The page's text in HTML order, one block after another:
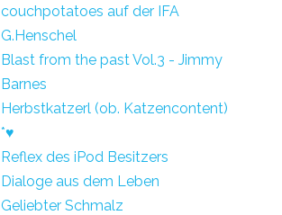
couchpotatoes auf der IFA
G.Henschel
Blast from the past Vol.3 - Jimmy
Barnes
Herbstkatzerl (ob. Katzencontent)
*♥
Reflex des iPod Besitzers
Dialoge aus dem Leben
Geliebter Schmalz